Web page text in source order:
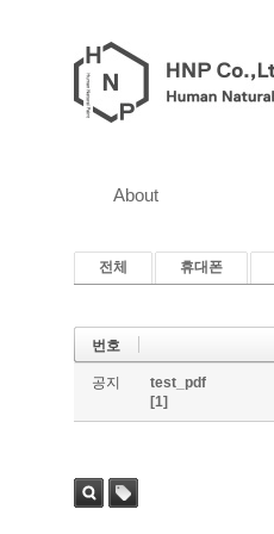
About
전체 휴대폰
번호
공지
test_pdf
[1]